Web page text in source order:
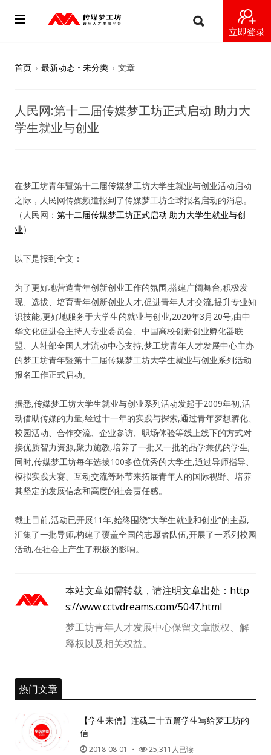
立即登录
导师
视频
梦工坊视频
纪录片3 我们都是青年偶像
活动
往届
变革2015
逐梦2014
辉煌2013
梦工坊圈
信息圈
首页 › 最新动态 • 未分类 › 文章
人民网:第十二届传媒梦工坊正式启动 助力大
学生就业与创业
在梦工坊青年暨第十二届传媒梦工坊大学生就业与创业活动启动
之际，人民网传媒频道报到了传媒梦工坊全球报名启动的消息。
（人民网： 第十二届传媒梦工坊正式启动 助力大学生就业与创
业）
以下是报到全文：
为了更好地营造青年创新创业工作的氛围,搭建广阔舞台,积极发
现、选拔、培育青年创新创业人才,促进青年人才交流,提升专业知
识技能,更好地服务于大学生的就业与创业,2020年3月20号,由中
华文化促进会主持人专业委员会、中国高校创新创业孵化器联
盟、人社部全国人才流动中心支持,梦工坊青年人才发展中心主办
的梦工坊青年暨第十二届传媒梦工坊大学生就业与创业系列活动
报名工作正式启动。
据悉,传媒梦工坊大学生就业与创业系列活动发起于2009年初,活
动借助传媒的力量,经过十一年的实践与探索,通过青年梦想孵化、
校园活动、合作交流、企业参访、职场体验等线上线下的方式对
接优质智力资源,聚力施教,培养了一批又一批的品学兼优的学生;
同时,传媒梦工坊每年选拔100多位优秀的大学生,通过导师指导、
模拟实践大赛、互动交流等环节来拓展青年人的国际视野、培养
其坚定的发展信念和高度的社会责任感。
截止目前,活动已开展11年,始终围绕“大学生就业和创业”的主题,
汇集了一批导师,构建了覆盖全国的志愿者队伍,开展了一系列校园
活动,在社会上产生了积极的影响。
本站文章如需转载，请注明文章出处： http
s://www.cctvdreams.com/5047.html
梦工坊青年人才发展中心保留文章版权、解
释权以及相关权益。
热门文章
【学生来信】连载二十五篇学生写给梦工坊的
信
2018-08-01 ・ 25,311人已读